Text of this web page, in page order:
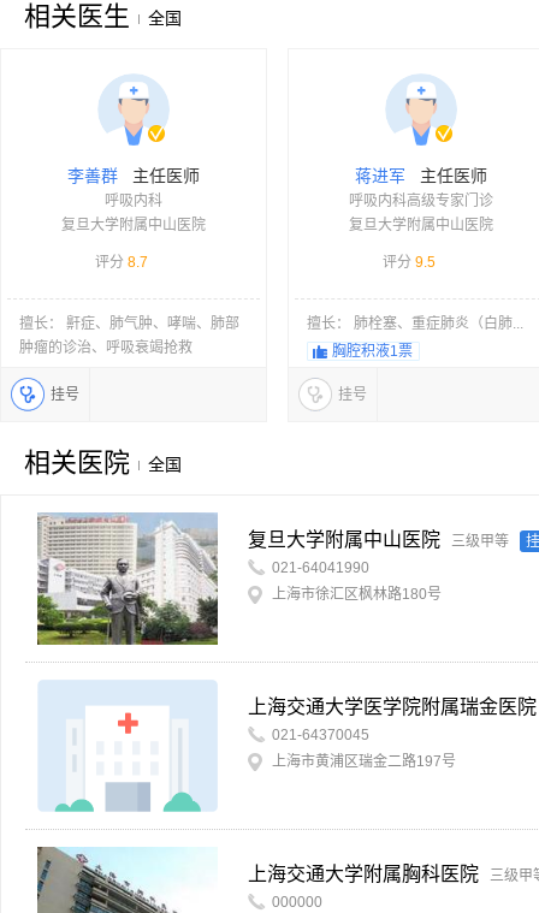
相关医生 全国
李善群 主任医师
呼吸内科
复旦大学附属中山医院
评分 8.7
擅长： 鼾症、肺气肿、哮喘、肺部
肿瘤的诊治、呼吸衰竭抢救
挂号
蒋进军 主任医师
呼吸内科高级专家门诊
复旦大学附属中山医院
评分 9.5
擅长： 肺栓塞、重症肺炎（白肺...
胸腔积液1票
挂号
相关医院 全国
复旦大学附属中山医院 三级甲等
021-64041990
上海市徐汇区枫林路180号
上海交通大学医学院附属瑞金医院
021-64370045
上海市黄浦区瑞金二路197号
上海交通大学附属胸科医院
三级甲
000000